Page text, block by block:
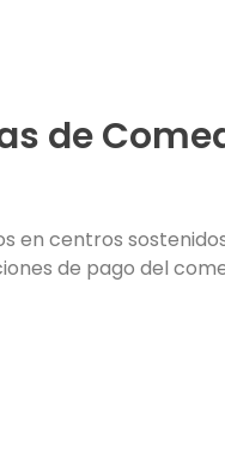
de
en centros
de pago del